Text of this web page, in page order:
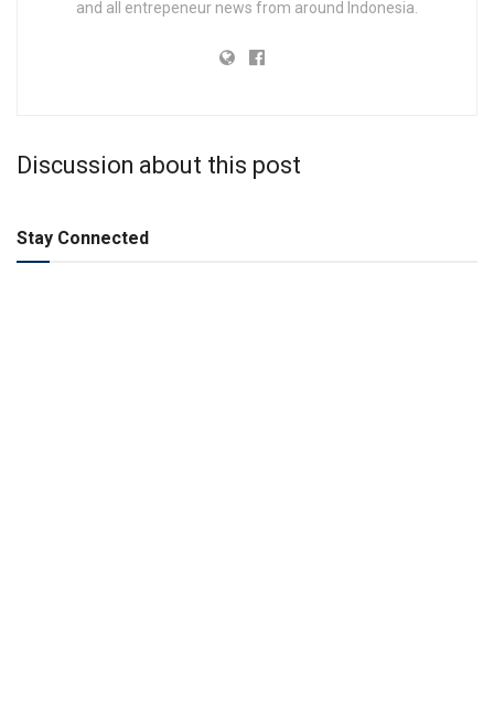
and all entrepeneur news from around Indonesia.
Discussion about this post
Stay Connected